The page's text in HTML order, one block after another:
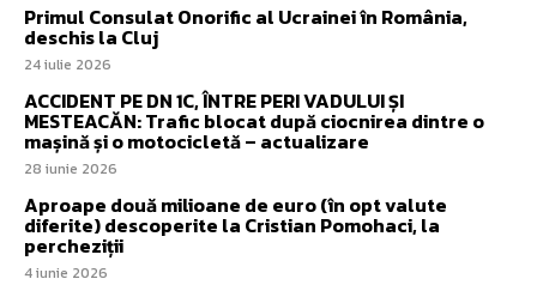
Primul Consulat Onorific al Ucrainei în România,
deschis la Cluj
24 iulie 2026
ACCIDENT PE DN 1C, ÎNTRE PERI VADULUI ȘI
MESTEACĂN: Trafic blocat după ciocnirea dintre o
mașină și o motocicletă – actualizare
28 iunie 2026
Aproape două milioane de euro (în opt valute
diferite) descoperite la Cristian Pomohaci, la
percheziții
4 iunie 2026